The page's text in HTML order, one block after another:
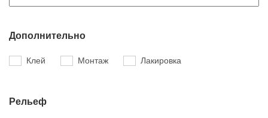
Дополнительно
Клей Монтаж Лакировка
Рельеф